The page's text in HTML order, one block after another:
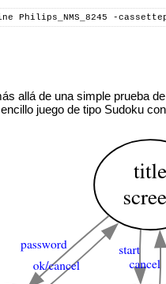
Philips_NMS_8245 -
allá de una simple prueba
juego de tipo Sudoku